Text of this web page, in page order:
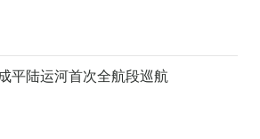
平陆运河首次全航段巡航